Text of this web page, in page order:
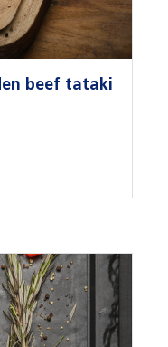
beef tataki